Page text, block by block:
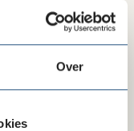
Over